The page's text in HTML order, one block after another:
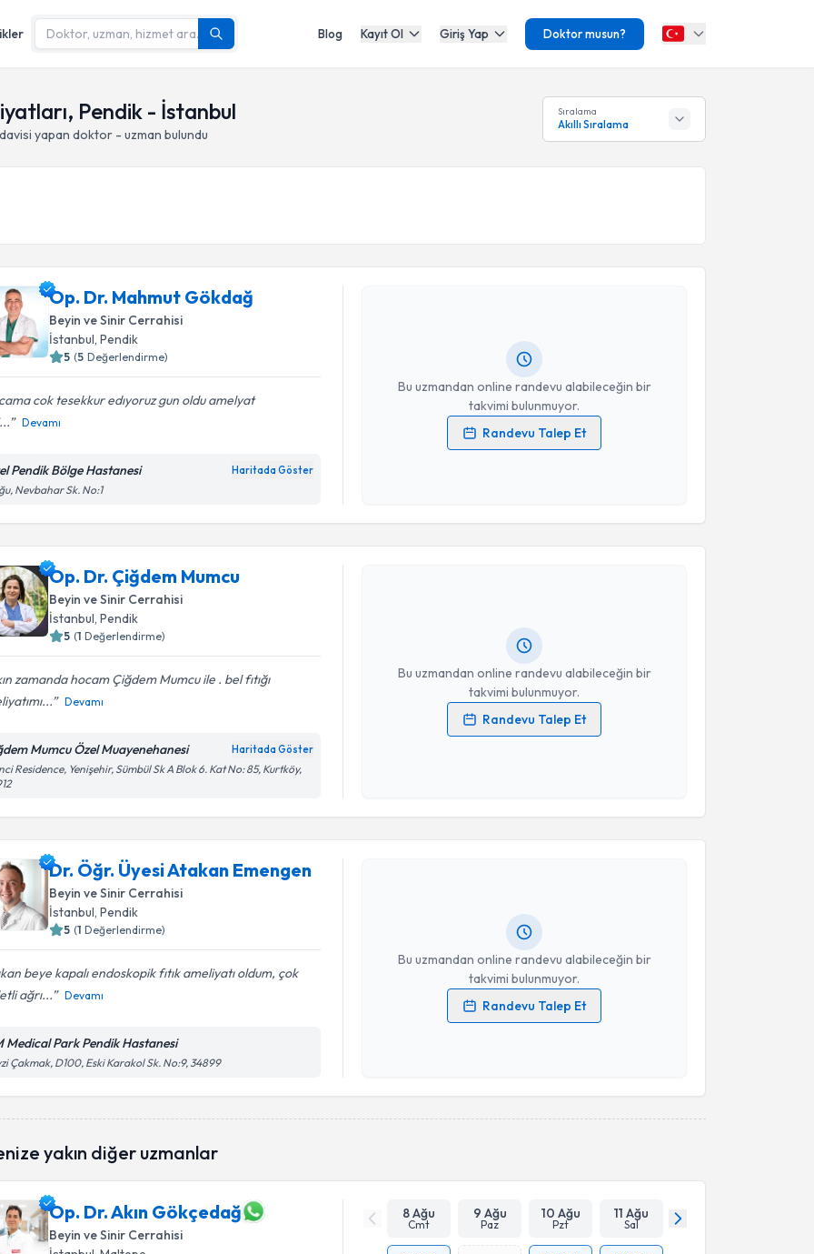
Blog Kayıt Ol Giriş Yap Doktor musun?
Pendik - İstanbul
yapan doktor - uzman bulundu
Sıralama
Akıllı Sıralama
Op. Dr. Mahmut Gökdağ
Beyin ve Sinir Cerrahisi
İstanbul, Pendik
5 (5 Değerlendirme)
cok tesekkur edıyoruz gun oldu amelyat
Devamı
Pendik Bölge Hastanesi Haritada Göster
Nevbahar Sk. No:1
Bu uzmandan online randevu alabileceğin bir
takvimi bulunmuyor.
Randevu Talep Et
Op. Dr. Mahmut Gökdağ
Kişisel verilerimin işlenmesine ilişkinAydınlatma Metni
Takvim Talebini Gönder
Op. Dr. Çiğdem Mumcu
Beyin ve Sinir Cerrahisi
İstanbul, Pendik
5 (1 Değerlendirme)
zamanda hocam Çiğdem Mumcu ile . bel fıtığı
Devamı
Mumcu Özel Muayenehanesi Haritada Göster
Residence, Yenişehir, Sümbül Sk A Blok 6. Kat No: 85, Kurtköy,
Bu uzmandan online randevu alabileceğin bir
takvimi bulunmuyor.
Randevu Talep Et
Kişisel verilerimin işlenmesine ilişkinAydınlatma Metni
Dr. Öğr. Üyesi Atakan Emengen
Beyin ve Sinir Cerrahisi
İstanbul, Pendik
5 (1 Değerlendirme)
beye kapalı endoskopik fıtık ameliyatı oldum, çok
ağrı...
Devamı
Medical Park Pendik Hastanesi
Çakmak, D100, Eski Karakol Sk. No:9, 34899
Bu uzmandan online randevu alabileceğin bir
takvimi bulunmuyor.
Randevu Talep Et
Randevu Takvimi Talebi
Dr. Öğr. Üyesi Atakan Emengen
Kişisel verilerimin işlenmesine ilişkinAydınlatma Metni
Takvim Talebini Gönder
yakın diğer uzmanlar
Op. Dr. Akın Gökçedağ
Beyin ve Sinir Cerrahisi
8 Ağu
Cmt
9 Ağu
Paz
10 Ağu
Pzt
11 Ağu
Sal